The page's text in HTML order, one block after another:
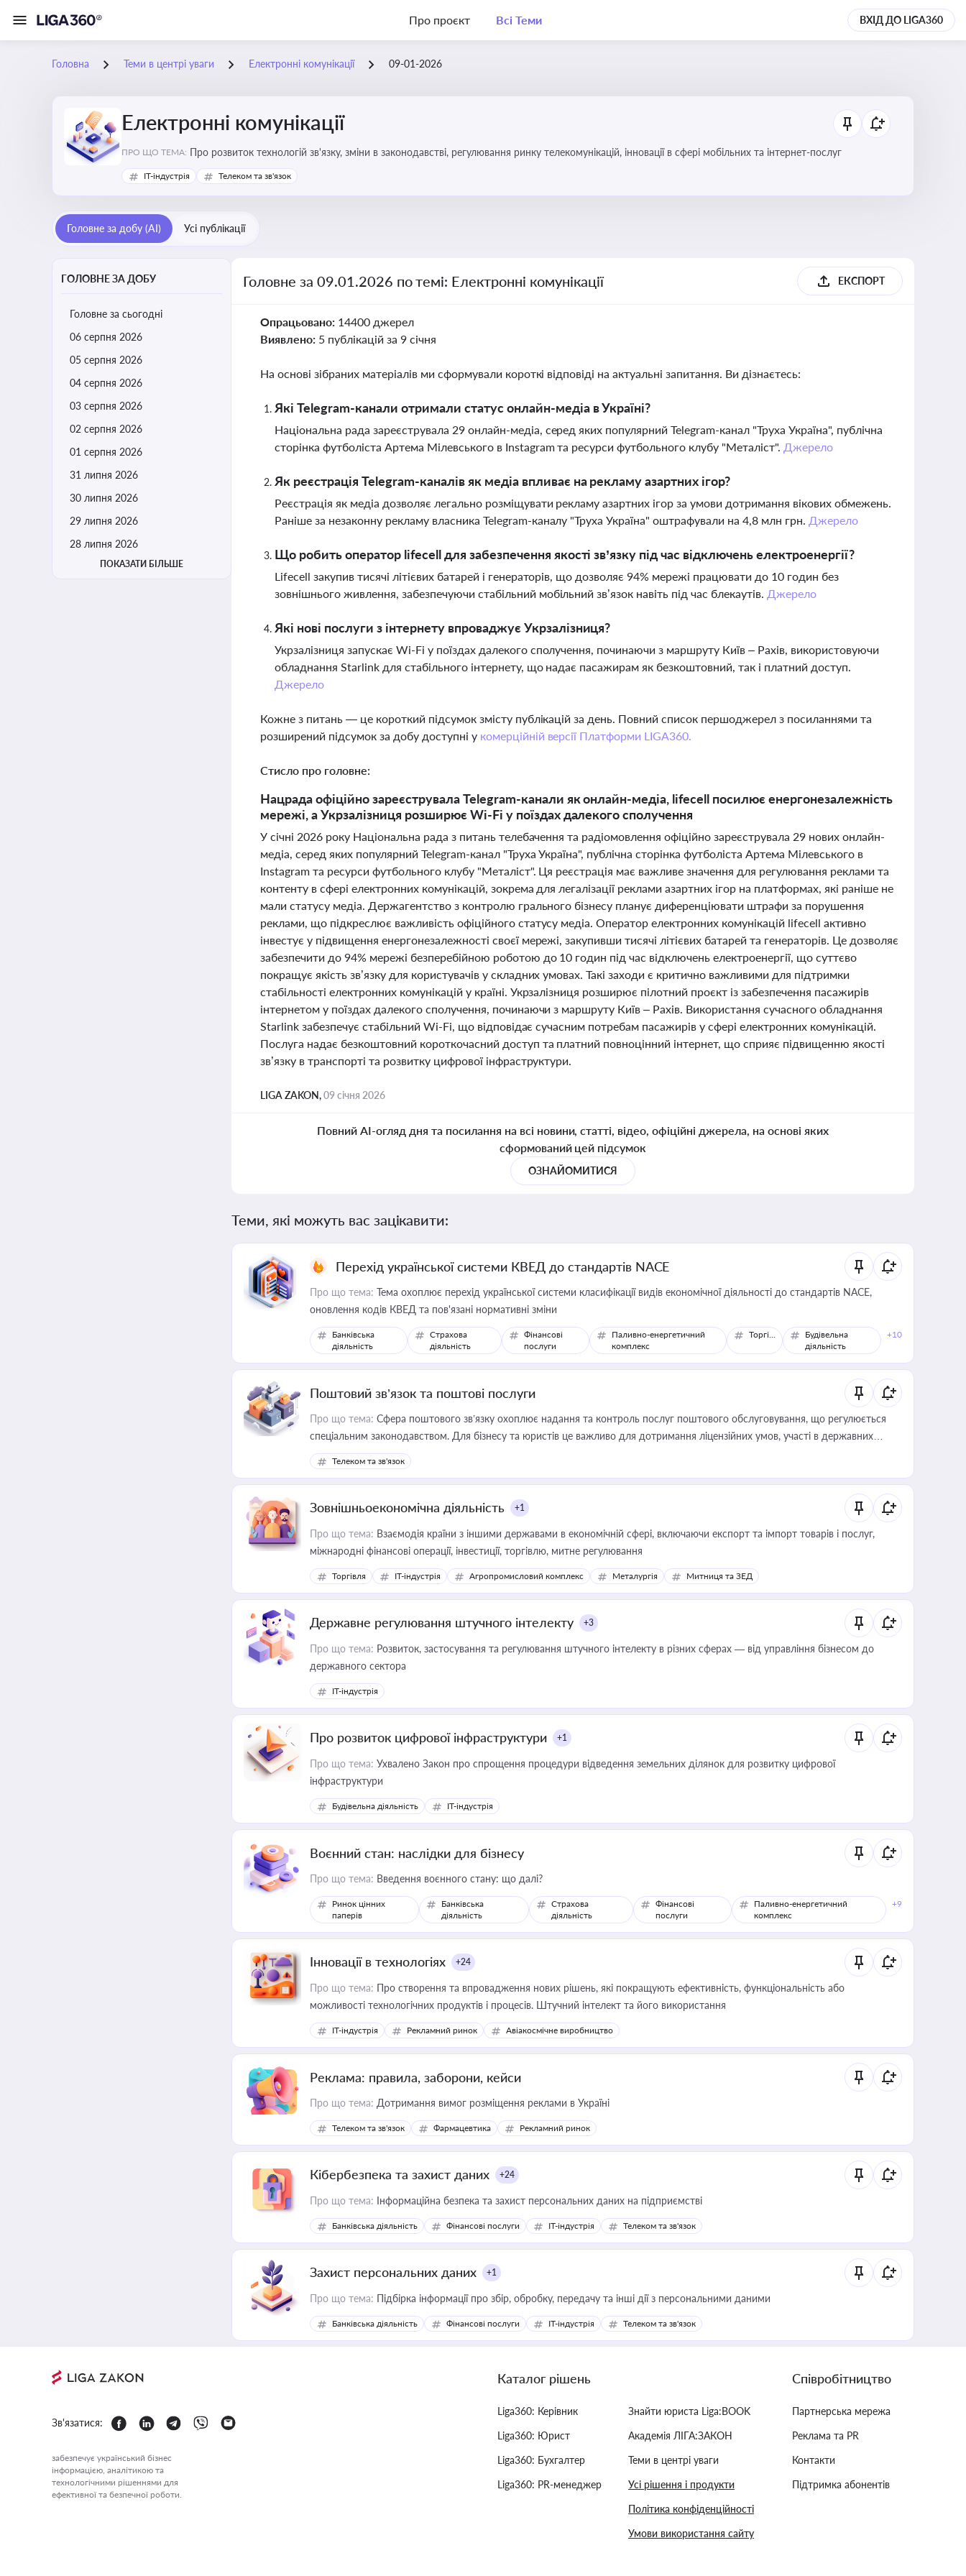
Про проєкт Всі Теми ВХІД ДО LIGA360
Головна Теми в центрі уваги Електронні комунікації 09-01-2026
Електронні комунікації
ПРО ЩО ТЕМА: Про розвиток технологій зв'язку, зміни в законодавстві, регулювання ринку телекомунікацій, інновації в сфері мобільних та інтернет-послуг
IT-індустрія Телеком та зв'язок
Головне за добу (AI) Усі публікації
ГОЛОВНЕ ЗА ДОБУ
Головне за сьогодні
06 серпня 2026
05 серпня 2026
04 серпня 2026
03 серпня 2026
02 серпня 2026
01 серпня 2026
31 липня 2026
30 липня 2026
29 липня 2026
28 липня 2026
ПОКАЗАТИ БІЛЬШЕ
Головне за 09.01.2026 по темі: Електронні комунікації ЕКСПОРТ
Опрацьовано: 14400 джерел
Виявлено: 5 публікацій за 9 січня
На основі зібраних матеріалів ми сформували короткі відповіді на актуальні запитання. Ви дізнаєтесь:
Які Telegram-канали отримали статус онлайн-медіа в Україні?
Національна рада зареєструвала 29 онлайн-медіа, серед яких популярний Telegram-канал "Труха Україна", публічна
сторінка футболіста Артема Мілевського в Instagram та ресурси футбольного клубу "Металіст". Джерело
Як реєстрація Telegram-каналів як медіа впливає на рекламу азартних ігор?
Реєстрація як медіа дозволяє легально розміщувати рекламу азартних ігор за умови дотримання вікових обмежень.
Раніше за незаконну рекламу власника Telegram-каналу "Труха Україна" оштрафували на 4,8 млн грн. Джерело
Що робить оператор lifecell для забезпечення якості зв’язку під час відключень електроенергії?
Lifecell закупив тисячі літієвих батарей і генераторів, що дозволяє 94% мережі працювати до 10 годин без
зовнішнього живлення, забезпечуючи стабільний мобільний зв’язок навіть під час блекаутів. Джерело
Які нові послуги з інтернету впроваджує Укрзалізниця?
Укрзалізниця запускає Wi-Fi у поїздах далекого сполучення, починаючи з маршруту Київ – Рахів, використовуючи
обладнання Starlink для стабільного інтернету, що надає пасажирам як безкоштовний, так і платний доступ.
Джерело
Кожне з питань — це короткий підсумок змісту публікацій за день. Повний список першоджерел з посиланнями та
розширений підсумок за добу доступні у комерційній версії Платформи LIGA360.
Стисло про головне:
Нацрада офіційно зареєструвала Telegram-канали як онлайн-медіа, lifecell посилює енергонезалежність
мережі, а Укрзалізниця розширює Wi-Fi у поїздах далекого сполучення
У січні 2026 року Національна рада з питань телебачення та радіомовлення офіційно зареєструвала 29 нових онлайн-
медіа, серед яких популярний Telegram-канал "Труха Україна", публічна сторінка футболіста Артема Мілевського в
Instagram та ресурси футбольного клубу "Металіст". Ця реєстрація має важливе значення для регулювання реклами та
контенту в сфері електронних комунікацій, зокрема для легалізації реклами азартних ігор на платформах, які раніше не
мали статусу медіа. Держагентство з контролю грального бізнесу планує диференціювати штрафи за порушення
реклами, що підкреслює важливість офіційного статусу медіа. Оператор електронних комунікацій lifecell активно
інвестує у підвищення енергонезалежності своєї мережі, закупивши тисячі літієвих батарей та генераторів. Це дозволяє
забезпечити до 94% мережі безперебійною роботою до 10 годин під час відключень електроенергії, що суттєво
покращує якість зв’язку для користувачів у складних умовах. Такі заходи є критично важливими для підтримки
стабільності електронних комунікацій у країні. Укрзалізниця розширює пілотний проєкт із забезпечення пасажирів
інтернетом у поїздах далекого сполучення, починаючи з маршруту Київ – Рахів. Використання сучасного обладнання
Starlink забезпечує стабільний Wi-Fi, що відповідає сучасним потребам пасажирів у сфері електронних комунікацій.
Послуга надає безкоштовний короткочасний доступ та платний повноцінний інтернет, що сприяє підвищенню якості
зв’язку в транспорті та розвитку цифрової інфраструктури.
LIGA ZAKON,09 січня 2026
Повний AI-огляд дня та посилання на всі новини, статті, відео, офіційні джерела, на основі яких
сформований цей підсумок
ОЗНАЙОМИТИСЯ
Теми, які можуть вас зацікавити:
Перехід української системи КВЕД до стандартів NACE
Про що тема: Тема охоплює перехід української системи класифікації видів економічної діяльності до стандартів NACE,
оновлення кодів КВЕД та пов'язані нормативні зміни
Банківська
діяльність
Страхова
діяльність
Фінансові
послуги
Паливно-енергетичний
комплекс
Торгівля
Будівельна
діяльність
+10
Поштовий зв’язок та поштові послуги
Про що тема: Сфера поштового зв’язку охоплює надання та контроль послуг поштового обслуговування, що регулюється
спеціальним законодавством. Для бізнесу та юристів це важливо для дотримання ліцензійних умов, участі в державних
реєстрах і забезпечення прав споживачів.
Телеком та зв'язок
Зовнішньоекономічна діяльність +1
Про що тема: Взаємодія країни з іншими державами в економічній сфері, включаючи експорт та імпорт товарів і послуг,
міжнародні фінансові операції, інвестиції, торгівлю, митне регулювання
Торгівля IT-індустрія Агропромисловий комплекс Металургія Митниця та ЗЕД
Державне регулювання штучного інтелекту +3
Про що тема: Розвиток, застосування та регулювання штучного інтелекту в різних сферах — від управління бізнесом до
державного сектора
IT-індустрія
Про розвиток цифрової інфраструктури +1
Про що тема: Ухвалено Закон про спрощення процедури відведення земельних ділянок для розвитку цифрової
інфраструктури
Будівельна діяльність IT-індустрія
Воєнний стан: наслідки для бізнесу
Про що тема: Введення воєнного стану: що далі?
Ринок цінних
паперів
Банківська
діяльність
Страхова
діяльність
Фінансові
послуги
Паливно-енергетичний
комплекс
+9
Інновації в технологіях +24
Про що тема: Про створення та впровадження нових рішень, які покращують ефективність, функціональність або
можливості технологічних продуктів і процесів. Штучний інтелект та його використання
IT-індустрія Рекламний ринок Авіакосмічне виробництво
Реклама: правила, заборони, кейси
Про що тема: Дотримання вимог розміщення реклами в Україні
Телеком та зв'язок Фармацевтика Рекламний ринок
Кібербезпека та захист даних +24
Про що тема: Інформаційна безпека та захист персональних даних на підприємстві
Банківська діяльність Фінансові послуги IT-індустрія Телеком та зв'язок
Захист персональних даних +1
Про що тема: Підбірка інформації про збір, обробку, передачу та інші дії з персональними даними
Банківська діяльність Фінансові послуги IT-індустрія Телеком та зв'язок
Зв'язатися:
забезпечує український бізнес
інформацією, аналітикою та
технологічними рішеннями для
ефективної та безпечної роботи.
Каталог рішень
Liga360: Керівник
Liga360: Юрист
Liga360: Бухгалтер
Liga360: PR-менеджер
Знайти юриста Liga:BOOK
Академія ЛІГА:ЗАКОН
Теми в центрі уваги
Усі рішення і продукти
Політика конфіденційності
Умови використання сайту
Співробітництво
Партнерська мережа
Реклама та PR
Контакти
Підтримка абонентів